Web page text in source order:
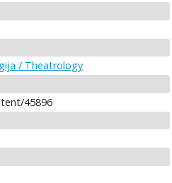
/ Theatrology
45896